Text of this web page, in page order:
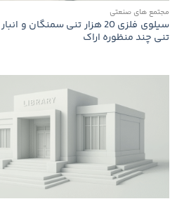
مجتمع های صنعتی
تنی چند منظوره اراک